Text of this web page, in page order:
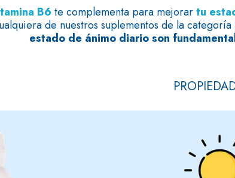
B6 te complementa para mejorartu
de nuestros suplementos de la categoría
estado de ánimo diario son